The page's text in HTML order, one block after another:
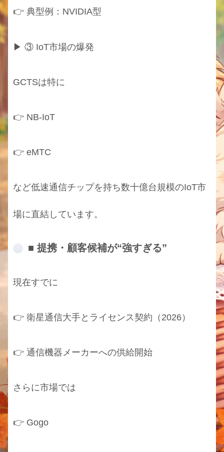
👉 典型例：NVIDIA型
▶ ③ IoT市場の爆発
GCTSは特に
👉 NB-IoT
👉 eMTC
など低速通信チップを持ち数十億台規模のIoT市
場に直結しています。
■ 提携・顧客候補が“強すぎる”
現在すでに
👉 衛星通信大手とライセンス契約（2026）
👉 通信機器メーカーへの供給開始
さらに市場では
👉 Gogo